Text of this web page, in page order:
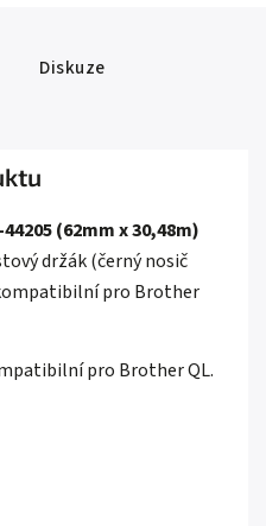
Diskuze
(62mm x 30,48m)
držák (černý nosič
pro Brother
pro Brother QL.